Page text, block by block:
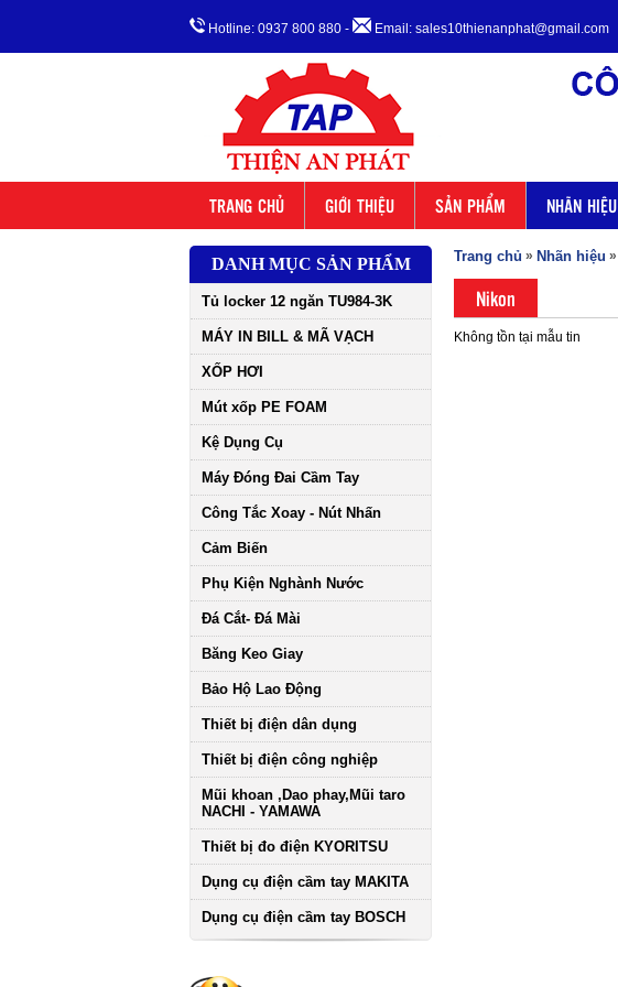
Hotline: 0937 800 880 - Email: sales10thienanphat@gmail.com
TRANG CHỦ GIỚI THIỆU SẢN PHẨM NHÃN HIỆU
DANH MỤC SẢN PHẨM
Tủ locker 12 ngăn TU984-3K
MÁY IN BILL & MÃ VẠCH
XỐP HƠI
Mút xốp PE FOAM
Kệ Dụng Cụ
Máy Đóng Đai Cầm Tay
Công Tắc Xoay - Nút Nhấn
Cảm Biến
Phụ Kiện Nghành Nước
Đá Cắt- Đá Mài
Băng Keo Giay
Bảo Hộ Lao Động
Thiết bị điện dân dụng
Thiết bị điện công nghiệp
Mũi khoan ,Dao phay,Mũi taro
NACHI - YAMAWA
Thiết bị đo điện KYORITSU
Dụng cụ điện cầm tay MAKITA
Dụng cụ điện cầm tay BOSCH
Trang chủ » Nhãn hiệu »
Nikon
Không tồn tại mẫu tin